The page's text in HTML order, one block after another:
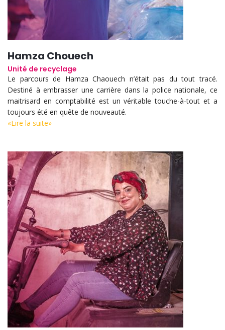
Hamza Chouech
Unité de recyclage
Le parcours de Hamza Chaouech n’était pas du tout tracé.
Destiné à embrasser une carrière dans la police nationale, ce
maitrisard en comptabilité est un véritable touche-à-tout et a
toujours été en quête de nouveauté.
«Lire la suite»